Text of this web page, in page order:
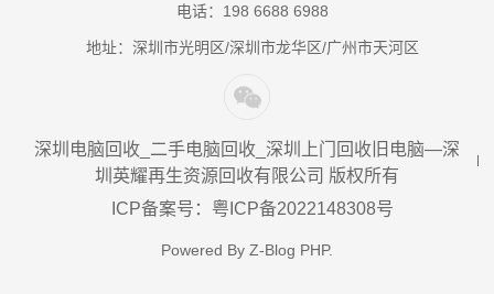
电话：198 6688 6988
地址：深圳市光明区/深圳市龙华区/广州市天河区
深圳电脑回收_二手电脑回收_深圳上门回收旧电脑—深
圳英耀再生资源回收有限公司 版权所有
ICP备案号：粤ICP备2022148308号
Powered By Z-Blog PHP.